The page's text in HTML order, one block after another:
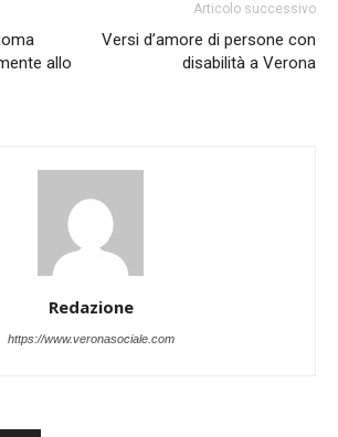
allo
Articolo successivo
Versi d’amore di persone con
disabilità a Verona
Redazione
https://www.veronasociale.com